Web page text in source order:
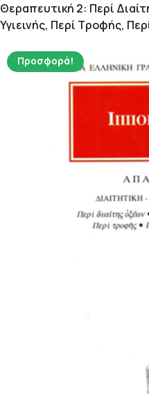
Θεραπευτική 2: Περί
Υγιεινής, Περί Τροφής,
Προσφορά!